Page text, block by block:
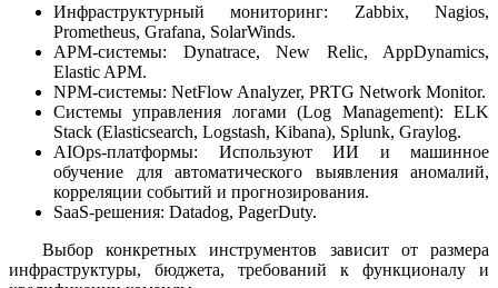
Инфраструктурный мониторинг: Zabbix, Nagios,
Prometheus, Grafana, SolarWinds.
APM-системы: Dynatrace, New Relic, AppDynamics,
Elastic APM.
NPM-системы: NetFlow Analyzer, PRTG Network Monitor.
Системы управления логами (Log Management): ELK
Stack (Elasticsearch, Logstash, Kibana), Splunk, Graylog.
AIOps-платформы: Используют ИИ и машинное
обучение для автоматического выявления аномалий,
корреляции событий и прогнозирования.
SaaS-решения: Datadog, PagerDuty.
Выбор конкретных инструментов зависит от размера
инфраструктуры, бюджета, требований к функционалу и